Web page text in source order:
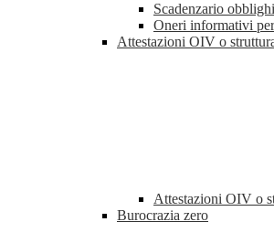
Scadenzario
Oneri informativi
Attestazioni OIV o
Attestazioni OIV o
Burocrazia zero